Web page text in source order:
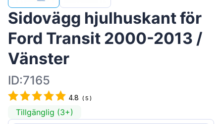
Sidovägg hjulhuskant för
Ford Transit 2000-2013 /
Vänster
ID:7165
4.8 (5 )
Tillgänglig (3+)